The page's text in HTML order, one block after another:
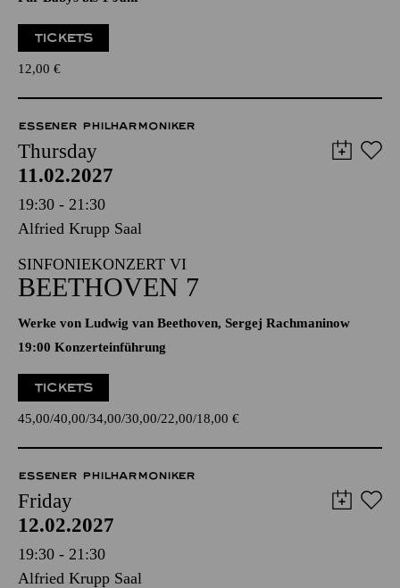
TICKETS
12,00 €
ESSENER PHILHARMONIKER
Thursday
11.02.2027
19:30 - 21:30
Alfried Krupp Saal
SINFONIEKONZERT VI
BEETHOVEN 7
Werke von Ludwig van Beethoven, Sergej Rachmaninow
19:00 Konzerteinführung
TICKETS
45,00 40,00 34,00 30,00 22,00 18,00 €
ESSENER PHILHARMONIKER
Friday
12.02.2027
19:30 - 21:30
Alfried Krupp Saal